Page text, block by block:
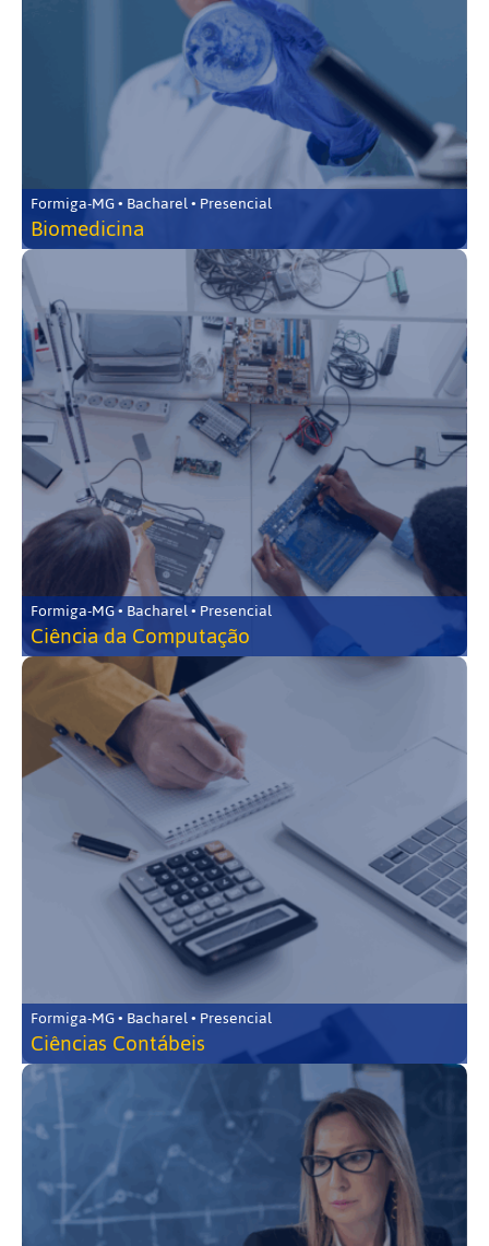
Formiga-MG • Bacharel • Presencial
Biomedicina
Formiga-MG • Bacharel • Presencial
Ciência da Computação
Formiga-MG • Bacharel • Presencial
Ciências Contábeis